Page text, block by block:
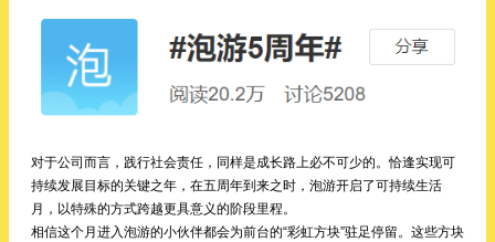
对于公司而言，践行社会责任，同样是成长路上必不可少的。恰逢实现可
持续发展目标的关键之年，在五周年到来之时，泡游开启了可持续生活
月，以特殊的方式跨越更具意义的阶段里程。
相信这个月进入泡游的小伙伴都会为前台的“彩虹方块”驻足停留。这些方块